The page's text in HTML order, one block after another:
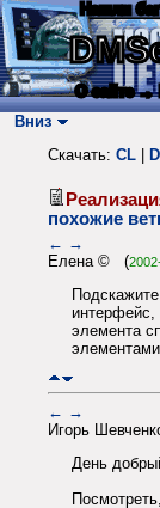
Нашли
О сайте →
Вниз
Скачать: CL
похожие
← →
Елена © (
интерфейс,
элемента
← →
Игорь
День